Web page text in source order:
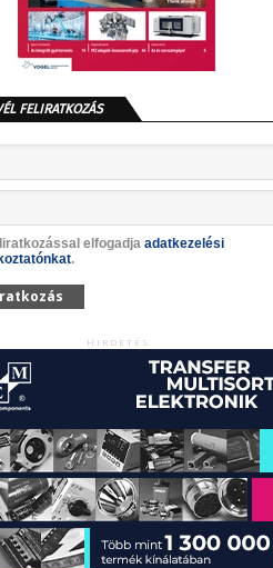
FELIRATKOZÁS
elfogadja adatkezelési
.
HIRDETÉS